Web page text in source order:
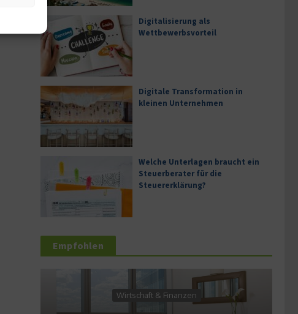
Digitalisierung als
Wettbewerbsvorteil
Digitale Transformation in
kleinen Unternehmen
Welche Unterlagen braucht ein
Steuerberater für die
Steuererklärung?
Empfohlen